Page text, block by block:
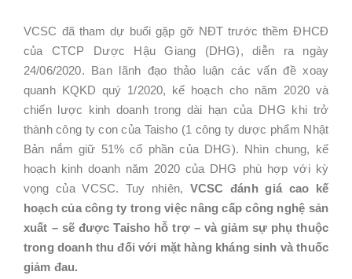
VCSC đã tham dự buổi gặp gỡ NĐT trước thềm ĐHCĐ
của CTCP Dược Hậu Giang (DHG), diễn ra ngày
24/06/2020. Ban lãnh đạo thảo luận các vấn đề xoay
quanh KQKD quý 1/2020, kế hoạch cho năm 2020 và
chiến lược kinh doanh trong dài hạn của DHG khi trở
thành công ty con của Taisho (1 công ty dược phẩm Nhật
Bản nắm giữ 51% cổ phần của DHG). Nhìn chung, kế
hoạch kinh doanh năm 2020 của DHG phù hợp với kỳ
vọng của VCSC. Tuy nhiên, VCSC đánh giá cao kế
hoạch của công ty trong việc nâng cấp công nghệ sản
xuất – sẽ được Taisho hỗ trợ – và giảm sự phụ thuộc
trong doanh thu đối với mặt hàng kháng sinh và thuốc
giảm đau.